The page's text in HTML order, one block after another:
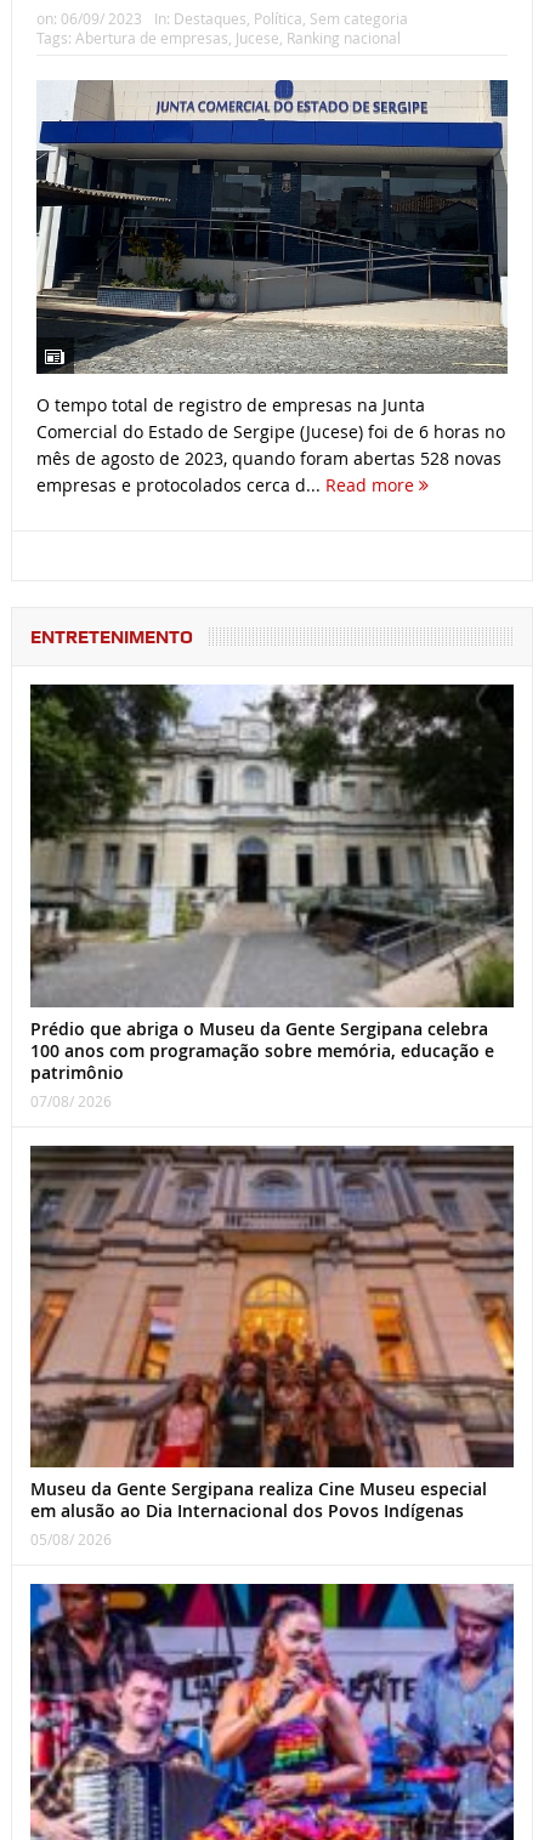
on: 06/09/ 2023 In: Destaques, Política, Sem categoria
Tags: Abertura de empresas, Jucese, Ranking nacional
O tempo total de registro de empresas na Junta
Comercial do Estado de Sergipe (Jucese) foi de 6 horas no
mês de agosto de 2023, quando foram abertas 528 novas
empresas e protocolados cerca d... Read more
ENTRETENIMENTO
Prédio que abriga o Museu da Gente Sergipana celebra
100 anos com programação sobre memória, educação e
patrimônio
07/08/ 2026
Museu da Gente Sergipana realiza Cine Museu especial
em alusão ao Dia Internacional dos Povos Indígenas
05/08/ 2026